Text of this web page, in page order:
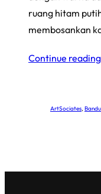
ruang hitam
membosankan
Continue reading
ArtSociates,